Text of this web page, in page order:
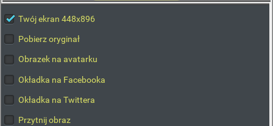
Twój ekran 448x896
Pobierz oryginał
Obrazek na avatarku
Okładka na Facebooka
Okładka na Twittera
Przytnij obraz